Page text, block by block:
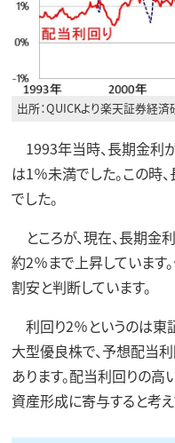
出所：QUICKより楽天証券経
1993年当時、長期金利
は1％未満でした。この時
でした。
ところが、現在、長期金
約2％まで上昇しています
割安と判断しています。
利回り2％というのは東
大型優良株で、予想配当
あります。配当利回りの
資産形成に寄与すると考え